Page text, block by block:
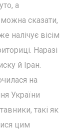
а
сказати,
налічує вісім
Наразі
й Іран.
на
України
такі як
цим